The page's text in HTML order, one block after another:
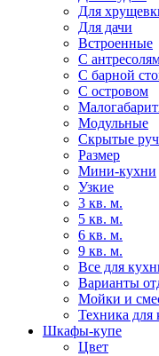
Для
Для дачи
Встроенные
С
С барной
С островом
Модульные
Скрытые
Размер
Мини-кухни
Узкие
3 кв. м.
5 кв. м.
6 кв. м.
9 кв. м.
Все для
Варианты
Мойки и
Техника для
Шкафы-купе
Цвет